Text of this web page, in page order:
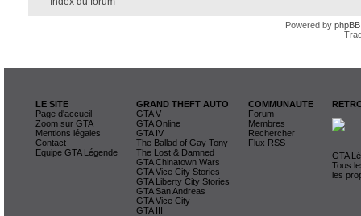
Powered by phpBB
LE SITE
Page d'accueil
Zoom sur GTA
Mentions légales
Contact
Equipe GTA Légende
GRAND THEFT AUTO
GTA V
GTA Online
GTA IV
The Ballad of Gay Tony
The Lost & Damned
GTA Chinatown Wars
GTA Vice City Stories
GTA Liberty City Stories
GTA San Andreas
GTA Vice City
GTA III
COMMUNAUTE
Forum
Membres
Rechercher
Flux RSS
GTA
Tous
les